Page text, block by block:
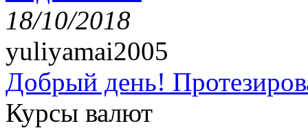
18/10/2018
yuliyamai2005
Добрый день!
Курсы валют